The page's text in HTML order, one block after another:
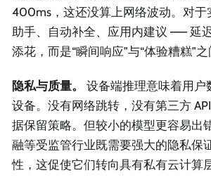
400ms，这还没算上网络波动。对
助手、自动补全、应用内建议 —— 延
添花，而是“瞬间响应”与“体验糟糕”之
隐私与质量。
设备端推理意味着用户
设备。没有网络跳转，没有第三方
据保留策略。但较小的模型更容易出
融等受监管行业既需要强大的隐私保
性，这促使它们转向具有私有云计算